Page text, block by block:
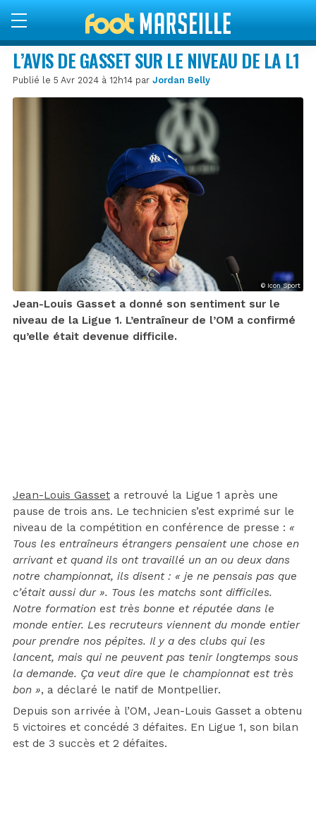
L’AVIS DE GASSET SUR LE NIVEAU DE LA L1
Publié le 5 Avr 2024 à 12h14 par Jordan Belly
© Icon Sport
Jean-Louis Gasset a donné son sentiment sur le
niveau de la Ligue 1. L’entraîneur de l’OM a confirmé
qu’elle était devenue difficile.
Jean-Louis Gasset a retrouvé la Ligue 1 après une
pause de trois ans. Le technicien s’est exprimé sur le
niveau de la compétition en conférence de presse : «
Tous les entraîneurs étrangers pensaient une chose en
arrivant et quand ils ont travaillé un an ou deux dans
notre championnat, ils disent : « je ne pensais pas que
c’était aussi dur ». Tous les matchs sont difficiles.
Notre formation est très bonne et réputée dans le
monde entier. Les recruteurs viennent du monde entier
pour prendre nos pépites. Il y a des clubs qui les
lancent, mais qui ne peuvent pas tenir longtemps sous
la demande. Ça veut dire que le championnat est très
bon », a déclaré le natif de Montpellier.
Depuis son arrivée à l’OM, Jean-Louis Gasset a obtenu
5 victoires et concédé 3 défaites. En Ligue 1, son bilan
est de 3 succès et 2 défaites.